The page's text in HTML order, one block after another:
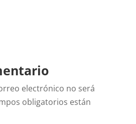
electrónico no será
obligatorios están